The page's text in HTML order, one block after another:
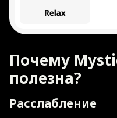
Почему
полезна?
Расслабление